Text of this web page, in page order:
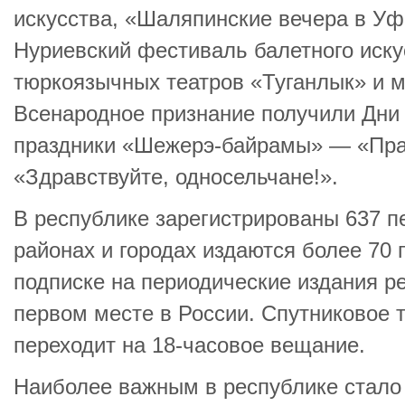
искусства, «Шаляпинские вечера в
Нуриевский фестиваль балетного
тюркоязычных театров «Туганлык» и
Всенародное признание получили
праздники «Шежерэ-байрамы» —
«Здравствуйте, односельчане!».
В республике зарегистрированы 637
районах и городах издаются более 70
подписке на периодические издания
первом месте в России. Спутниковое
переходит на 18-часовое вещание.
Наиболее важным в республике